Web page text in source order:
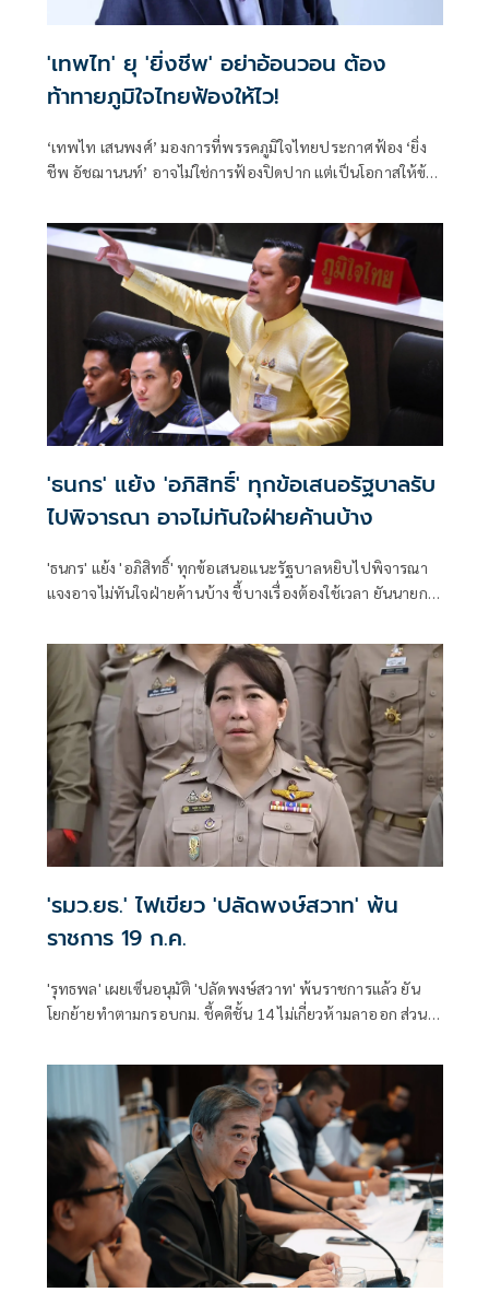
'เทพไท' ยุ 'ยิ่งชีพ' อย่าอ้อนวอน ต้อง
ท้าทายภูมิใจไทยฟ้องให้ไว!
‘เทพไท เสนพงศ์’ มองการที่พรรคภูมิใจไทยประกาศฟ้อง ‘ยิ่ง
ชีพ อัชฌานนท์’ อาจไม่ใช่การฟ้องปิดปาก แต่เป็นโอกาสให้ข้อ
เข้าสู่กระบวนการพิจารณาของศาล พร้อมแนะ ‘ยิ่งชีพ’ ไม่ต้อง
อ้อนวอน แต่ควรท้าทายให้เร่งฟ้อง เพื่อให้ความจริงปรากฏต่อ
สาธารณชน.
'ธนกร' แย้ง 'อภิสิทธิ์' ทุกข้อเสนอรัฐบาลรับ
ไปพิจารณา อาจไม่ทันใจฝ่ายค้านบ้าง
'ธนกร' แย้ง 'อภิสิทธิ์' ทุกข้อเสนอแนะรัฐบาลหยิบไปพิจารณา
แจงอาจไม่ทันใจฝ่ายค้านบ้าง ชี้บางเรื่องต้องใช้เวลา ยันนายกฯ
'รมว.ยธ.' ไฟเขียว 'ปลัดพงษ์สวาท' พ้น
ราชการ 19 ก.ค.
'รุทธพล' เผยเซ็นอนุมัติ 'ปลัดพงษ์สวาท' พ้นราชการแล้ว ยัน
โยกย้ายทำตามกรอบกม. ชี้คดีชั้น 14 ไม่เกี่ยวห้ามลาออก ส่วน